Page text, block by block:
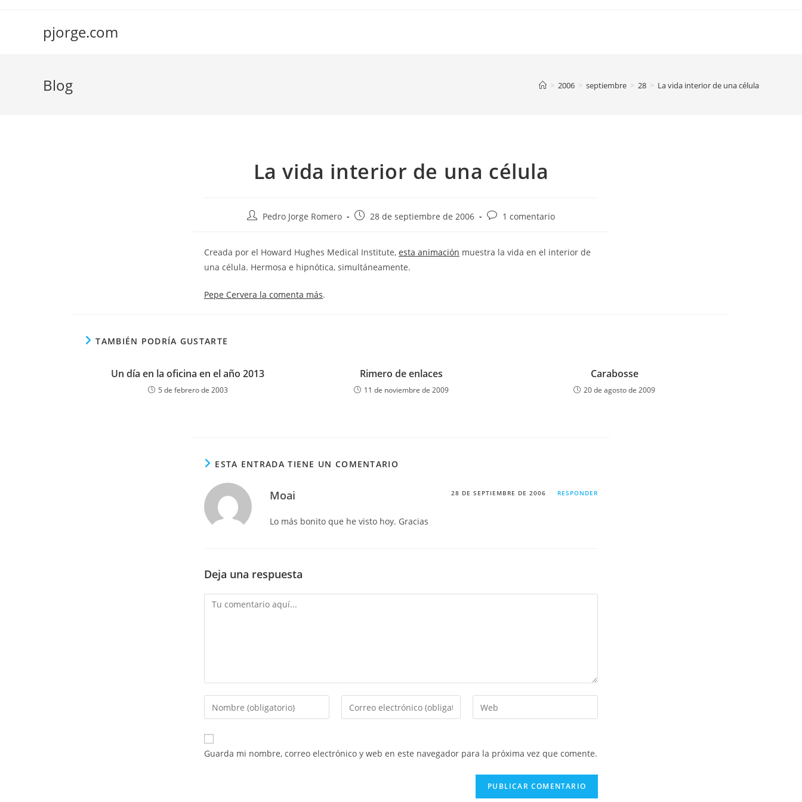
pjorge.com
Blog > 2006 > septiembre > 28 > La vida interior de una célula
La vida interior de una célula
Autor
entrada:
Pedro Jorge Romero
Publicación
entrada:
28 de septiembre de 2006
Comentarios
entrada:
1 comentario
Creada por el Howard Hughes Medical Institute, esta animación muestra la vida en el interior de
una célula. Hermosa e hipnótica, simultáneamente.
Pepe Cervera la comenta más.
TAMBIÉN PODRÍA GUSTARTE
Un día en la oficina en el año 2013
5 de febrero de 2003
Rimero de enlaces
11 de noviembre de 2009
Carabosse
20 de agosto de 2009
ESTA ENTRADA TIENE UN COMENTARIO
Moai 28 DE SEPTIEMBRE DE 2006 RESPONDER
Lo más bonito que he visto hoy. Gracias
Deja una respuesta
Comentario
Introduce
tu
nombre
o
Introduce
tu
correo
Introduce
la
web
(opcional)
Guarda mi nombre, correo electrónico y web en este navegador para la próxima vez que comente.